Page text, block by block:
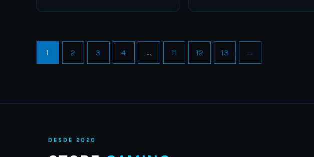
product
product
1 2 3 4 … 11 12 13 →
DESDE 2020